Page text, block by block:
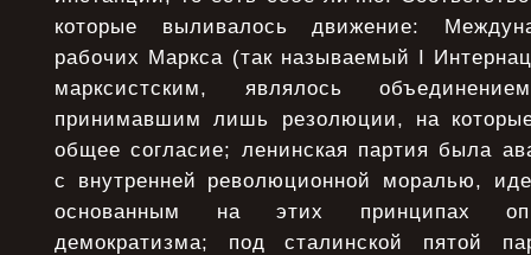
которые выливалось движение:
рабочих Маркса (так называемый I
марксистским, являлось
принимавшим лишь резолюции, на
общее согласие; ленинская партия была
с внутренней революционной моралью,
основанным на этих принципах
демократизма; под сталинской пятой